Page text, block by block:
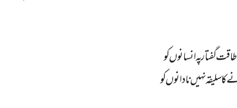
گفتار پہ انسانوں کو
سلیقہ نہیں نادانوں کو